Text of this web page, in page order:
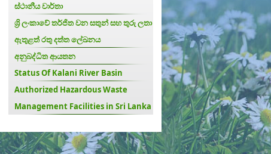
ස්ථානීය වාර්තා
ශ්‍රි ලංකාවේ තර්ජිත වන සතුන් සහ තුරු ලතා
ඇතුළත් රතු දත්ත ලේඛනය
අනුබද්ධිත ආයතන
Status Of Kalani River Basin
Authorized Hazardous Waste
Management Facilities in Sri Lanka